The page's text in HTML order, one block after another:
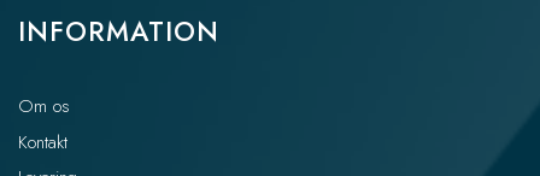
INFORMATION
Om os
Kontakt